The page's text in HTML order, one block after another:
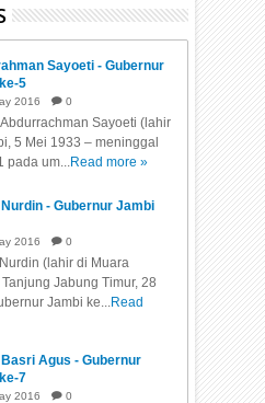
Sayoeti - Gubernur
5
2016 0
Abdurrachman Sayoeti (lahir
5 Mei 1933 – meninggal
um... Read more »
- Gubernur Jambi
2016 0
(lahir di Muara
Jabung Timur, 28
Jambi ke... Read
Agus - Gubernur
7
2016 0